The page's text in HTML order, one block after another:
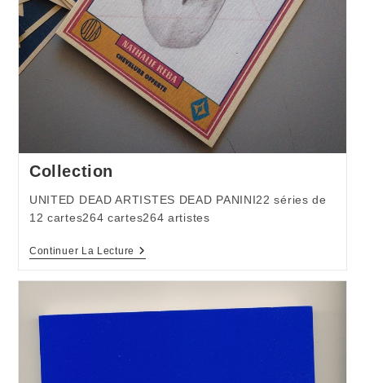
Collection
UNITED DEAD ARTISTES DEAD PANINI22 séries de
12 cartes264 cartes264 artistes
Continuer La Lecture Collection